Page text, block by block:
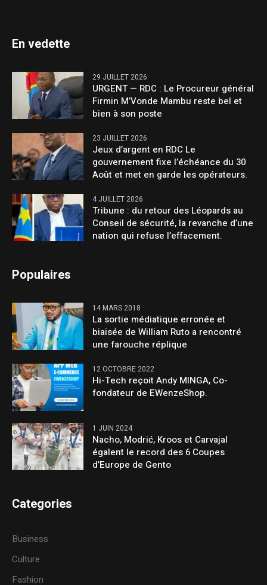
En vedette
29 JUILLET 2026
URGENT — RDC : Le Procureur général
Firmin M’Vonde Mambu reste bel et
bien à son poste
23 JUILLET 2026
Jeux d’argent en RDC Le
gouvernement fixe l’échéance du 30
Août et met en garde les opérateurs.
4 JUILLET 2026
Tribune : du retour des Léopards au
Conseil de sécurité, la revanche d’une
nation qui refuse l’effacement.
Populaires
14 MARS 2018
La sortie médiatique erronée et
biaisée de William Ruto a rencontré
une farouche réplique
12 OCTOBRE 2022
Hi-Tech reçoit Andy MINGA, Co-
fondateur de EWenzeShop.
1 JUIN 2024
Nacho, Modrić, Kroos et Carvajal
égalent le record des 6 Coupes
d’Europe de Gento
Categories
Business
Culture
Fashion